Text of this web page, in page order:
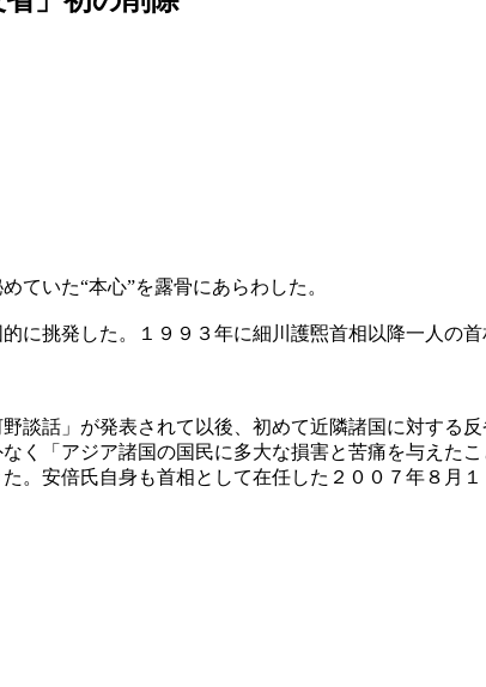
ていた“本心”を露骨にあらわした。
に挑発した。１９９３年に細川護煕首相以降一人の
談話」が発表されて以後、初めて近隣諸国に対する
く「アジア諸国の国民に多大な損害と苦痛を与えた
安倍氏自身も首相として在任した２００７年８月